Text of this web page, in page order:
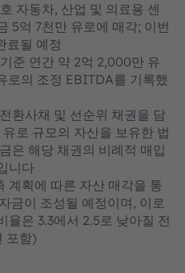
자동차, 산업 및 의료용 센
5억 7천만 유로에 매각; 이번
료될 예정
준 연간 약 2억 2,000만 유
로의 조정 EBITDA를 기록했
환사채 및 선순위 채권을 담
로 규모의 자산을 보유한 법
은 해당 채권의 비례적 매입
니다
계획에 따른 자산 매각을 통
금이 조성될 예정이며, 이로
율은 3.3에서 2.5로 낮아질 전
포함)